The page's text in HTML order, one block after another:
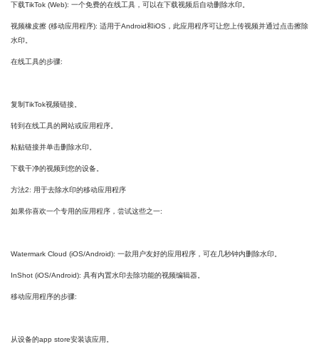
下载TikTok (Web): 一个免费的在线工具，可以在下载视频后自动删除水印。
视频橡皮擦 (移动应用程序): 适用于Android和iOS，此应用程序可让您上传视频并通过点击擦除
水印。
在线工具的步骤:
复制TikTok视频链接。
转到在线工具的网站或应用程序。
粘贴链接并单击删除水印。
下载干净的视频到您的设备。
方法2: 用于去除水印的移动应用程序
如果你喜欢一个专用的应用程序，尝试这些之一:
Watermark Cloud (iOS/Android): 一款用户友好的应用程序，可在几秒钟内删除水印。
InShot (iOS/Android): 具有内置水印去除功能的视频编辑器。
移动应用程序的步骤:
从设备的app store安装该应用。